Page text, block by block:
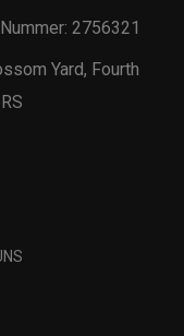
2756321
Yard, Fourth